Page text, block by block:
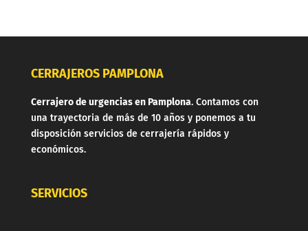
CERRAJEROS PAMPLONA
Cerrajero de urgencias en Pamplona. Contamos con
una trayectoria de más de 10 años y ponemos a tu
disposición servicios de cerrajería rápidos y
económicos.
SERVICIOS